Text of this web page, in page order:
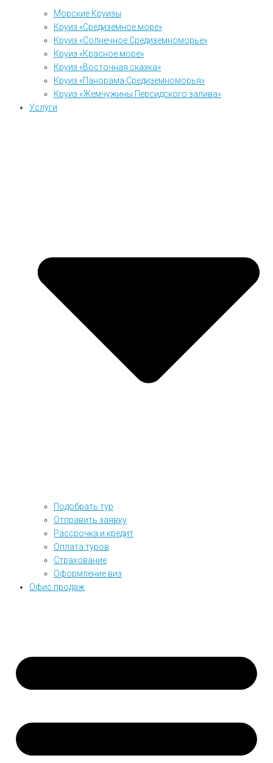
Морские Круизы
Круиз «Средиземное море»
Круиз «Солнечное Средиземноморье»
Круиз «Красное море»
Круиз «Восточная сказка»
Круиз «Панорама Средиземноморья»
Круиз «Жемчужины Персидского залива»
Услуги
Подобрать тур
Отправить заявку
Рассрочка и кредит
Оплата туров
Страхование
Оформление виз
Офис продаж